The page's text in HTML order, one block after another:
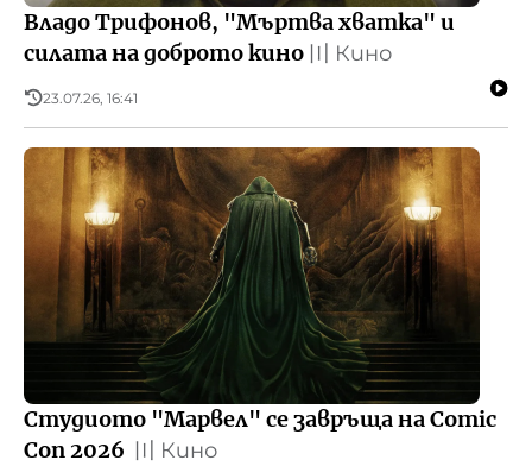
Владо Трифонов, "Мъртва хватка" и
силата на доброто кино 〣 Кино
23.07.26, 16:41
Студиото "Марвел" се завръща на Comic
Con 2026 〣 Кино